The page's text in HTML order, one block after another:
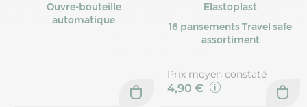
Ouvre-bouteille
automatique
Elastoplast
16 pansements Travel safe
assortiment
Prix moyen constaté
4,90 €